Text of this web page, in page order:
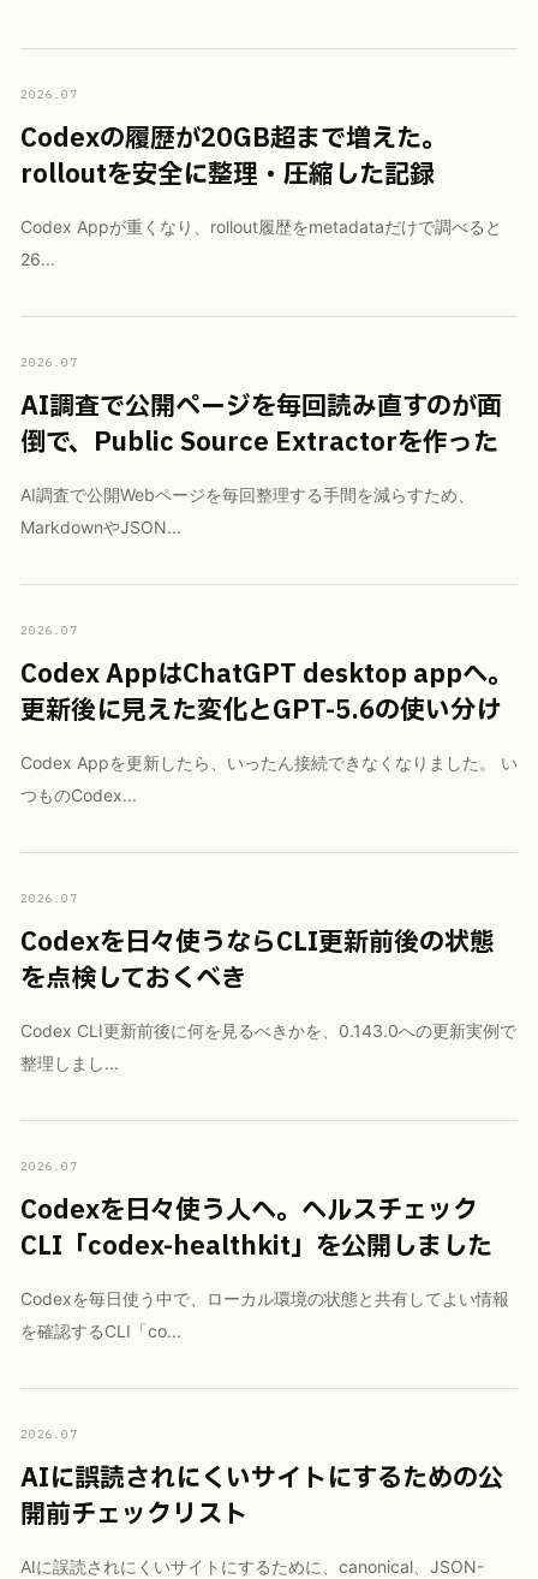
2026.07
Codexの履歴が20GB超まで増えた。
rolloutを安全に整理・圧縮した記録
Codex Appが重くなり、rollout履歴をmetadataだけで調べると
26...
2026.07
AI調査で公開ページを毎回読み直すのが面
倒で、Public Source Extractorを作った
AI調査で公開Webページを毎回整理する手間を減らすため、
MarkdownやJSON...
2026.07
Codex AppはChatGPT desktop appへ。
更新後に見えた変化とGPT-5.6の使い分け
Codex Appを更新したら、いったん接続できなくなりました。 い
つものCodex...
2026.07
Codexを日々使うならCLI更新前後の状態
を点検しておくべき
Codex CLI更新前後に何を見るべきかを、0.143.0への更新実例で
整理しまし...
2026.07
Codexを日々使う人へ。ヘルスチェック
CLI「codex-healthkit」を公開しました
Codexを毎日使う中で、ローカル環境の状態と共有してよい情報
を確認するCLI「co...
2026.07
AIに誤読されにくいサイトにするための公
開前チェックリスト
AIに誤読されにくいサイトにするために、canonical、JSON-